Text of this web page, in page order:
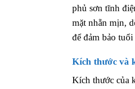
phủ sơn tĩnh
mặt nhẵn mịn,
để đảm bảo
Kích thước và
Kích thước của